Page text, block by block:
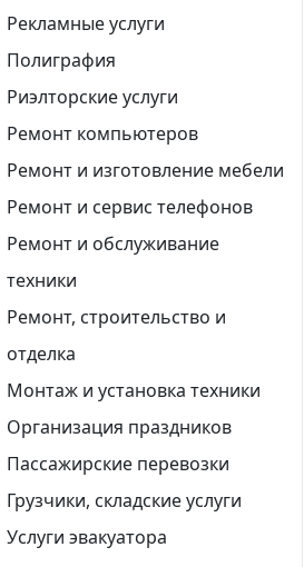
Рекламные услуги
Полиграфия
Риэлторские услуги
Ремонт компьютеров
Ремонт и изготовление мебели
Ремонт и сервис телефонов
Ремонт и обслуживание
техники
Ремонт, строительство и
отделка
Монтаж и установка техники
Организация праздников
Пассажирские перевозки
Грузчики, складские услуги
Услуги эвакуатора